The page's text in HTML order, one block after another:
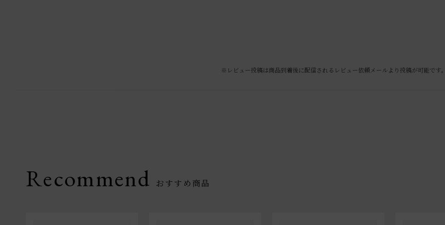
※レビュー投稿は商品到着後に配信されるレビュー依頼メールより投稿が可能です
Recommend